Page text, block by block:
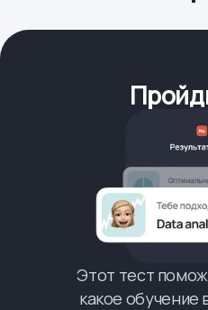
Этот тест
какое обучение